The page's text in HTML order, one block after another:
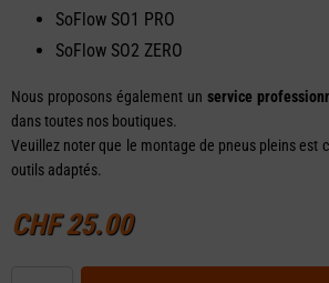
SoFlow SO1 PRO
SoFlow SO2 ZERO
Nous proposons également un service
dans toutes nos boutiques.
Veuillez noter que le montage de pneus pleins est
outils adaptés.
CHF25.00